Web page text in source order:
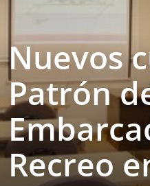
Nuevos
Patrón
Recreo